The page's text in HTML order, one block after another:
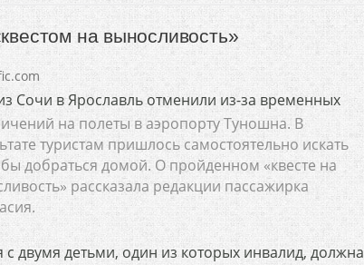
на выносливость»
Сочи в Ярославль отменили из-за временных
на полеты в аэропорту Туношна. В
туристам пришлось самостоятельно искать
добраться домой. О пройденном «квесте на
рассказала редакции пассажирка
с двумя детьми, один из которых инвалид, должна